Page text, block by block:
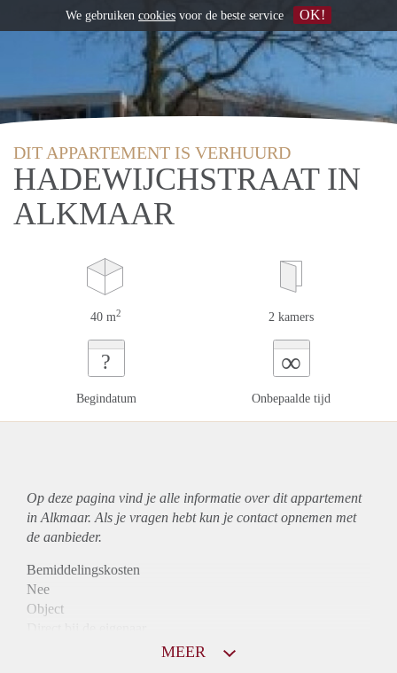
DIT APPARTEMENT IS VERHUURD
HADEWIJCHSTRAAT IN
ALKMAAR
40 m2 2 kamers
?
Begindatum
∞
Onbepaalde tijd
Op deze pagina vind je alle informatie over ditappartement
in Alkmaar. Als je vragen hebt kun je contact opnemen met
de aanbieder.
Bemiddelingskosten
Nee
Object
MEER
We gebruiken cookies voor de beste service OK!